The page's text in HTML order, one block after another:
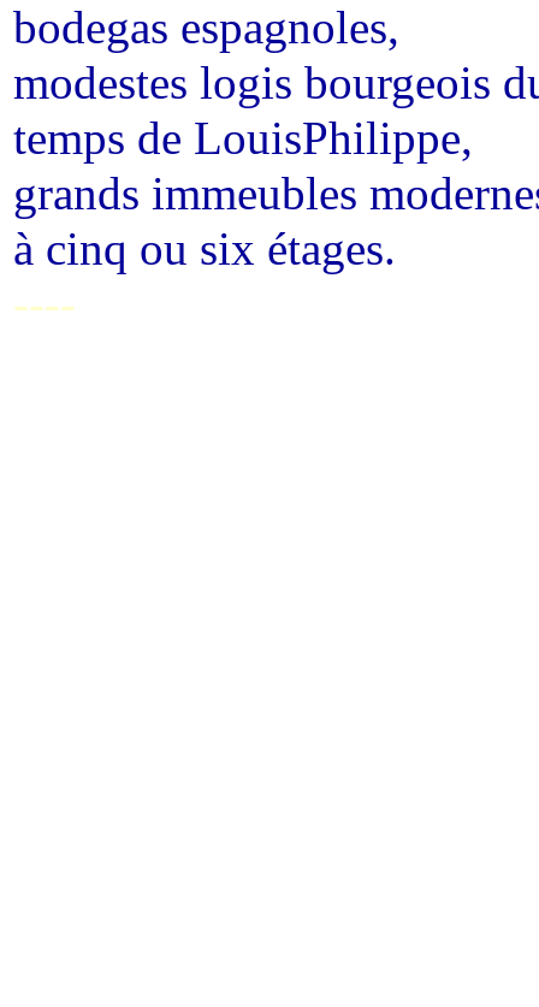
bodegas espagnoles,
modestes logis bourgeois
temps de LouisPhilippe,
grands immeubles
à cinq ou six étages.
----